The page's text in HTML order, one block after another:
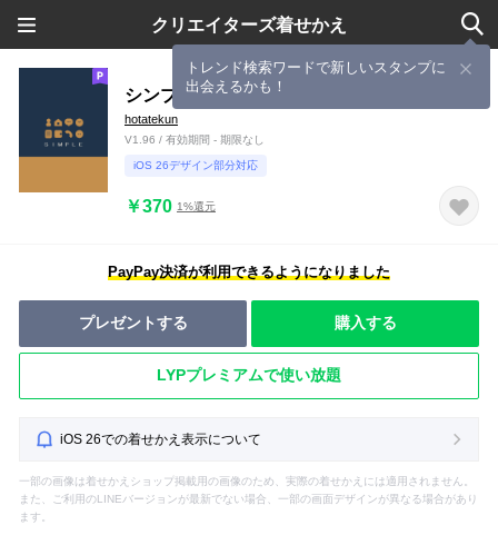
クリエイターズ着せかえ
トレンド検索ワードで新しいスタンプに
出会えるかも！
シンプル（brown blue)V.441
hotatekun
V1.96 / 有効期間 - 期限なし
iOS 26デザイン部分対応
￥370 1%還元
PayPay決済が利用できるようになりました
プレゼントする 購入する
LYPプレミアムで使い放題
iOS 26での着せかえ表示について
一部の画像は着せかえショップ掲載用の画像のため、実際の着せかえには適用されません。
また、ご利用のLINEバージョンが最新でない場合、一部の画面デザインが異なる場合があり
ます。